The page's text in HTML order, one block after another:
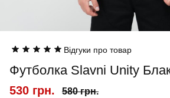
Відгуки про товар
Футболка Slavni Unity
530 грн. 580 грн.